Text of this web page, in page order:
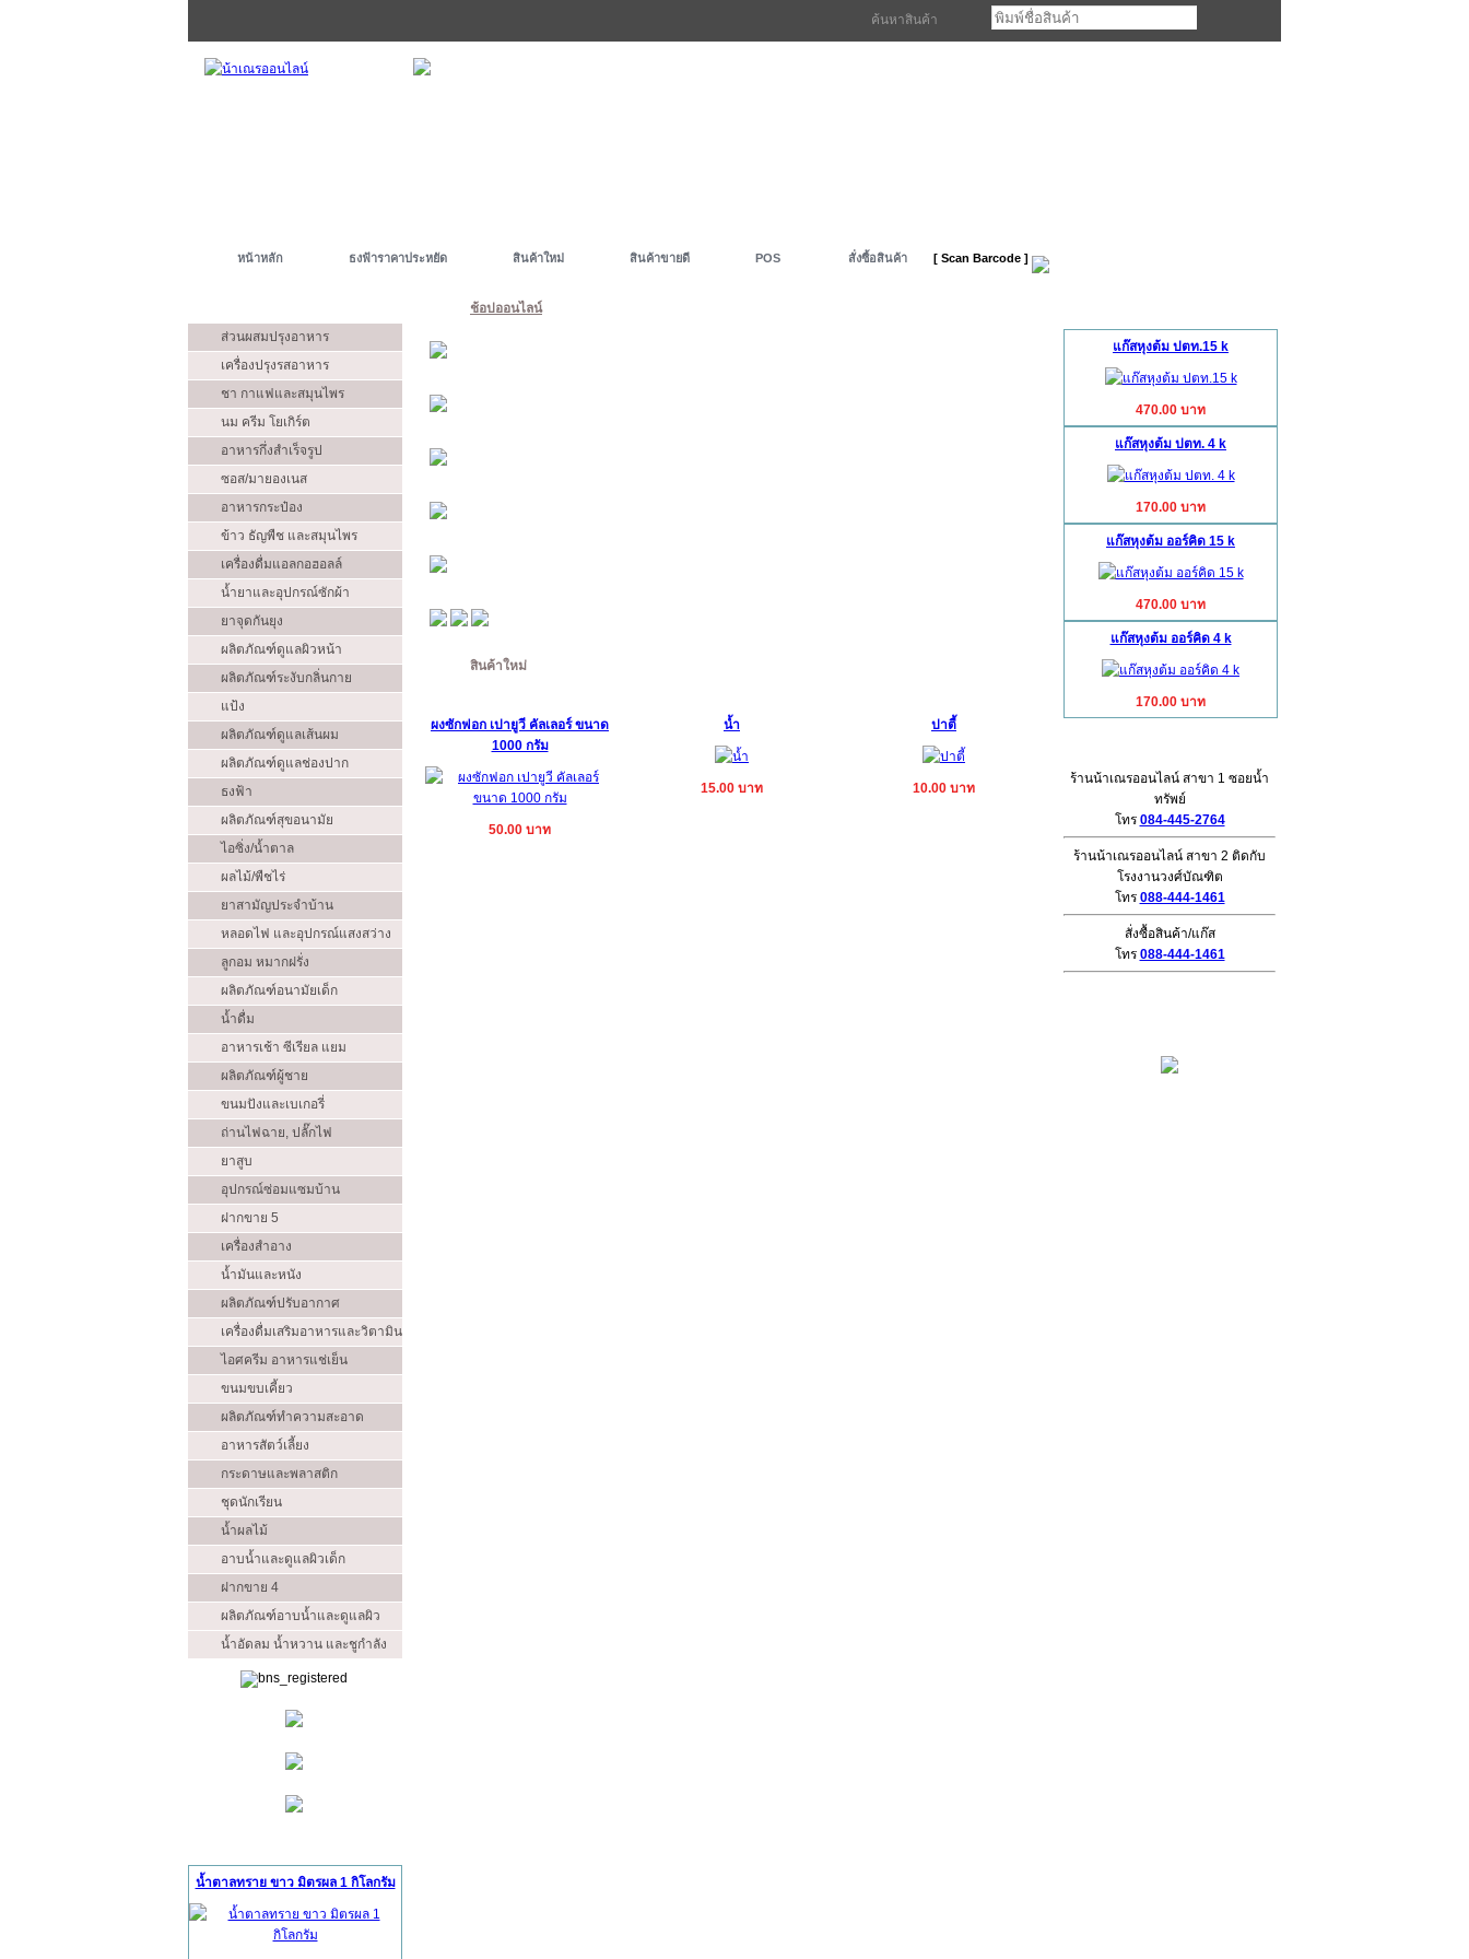
ค้นหาสินค้า
หน้าหลัก ธงฟ้าราคาประหยัด สินค้าใหม่ สินค้าขายดี POS สั่งซื้อสินค้า [ Scan Barcode ]
ส่วนผสมปรุงอาหาร
เครื่องปรุงรสอาหาร
ชา กาแฟและสมุนไพร
นม ครีม โยเกิร์ต
อาหารกึ่งสำเร็จรูป
ซอส/มายองเนส
อาหารกระป๋อง
ข้าว ธัญพืช และสมุนไพร
เครื่องดื่มแอลกอฮอลล์
น้ำยาและอุปกรณ์ซักผ้า
ยาจุดกันยุง
ผลิตภัณฑ์ดูแลผิวหน้า
ผลิตภัณฑ์ระงับกลิ่นกาย
แป้ง
ผลิตภัณฑ์ดูแลเส้นผม
ผลิตภัณฑ์ดูแลช่องปาก
ธงฟ้า
ผลิตภัณฑ์สุขอนามัย
ไอซิ่ง/น้ำตาล
ผลไม้/พืชไร่
ยาสามัญประจำบ้าน
หลอดไฟ และอุปกรณ์แสงสว่าง
ลูกอม หมากฝรั่ง
ผลิตภัณฑ์อนามัยเด็ก
น้ำดื่ม
อาหารเช้า ซีเรียล แยม
ผลิตภัณฑ์ผู้ชาย
ขนมปังและเบเกอรี่
ถ่านไฟฉาย, ปลั๊กไฟ
ยาสูบ
อุปกรณ์ซ่อมแซมบ้าน
ฝากขาย 5
เครื่องสำอาง
น้ำมันและหนัง
ผลิตภัณฑ์ปรับอากาศ
เครื่องดื่มเสริมอาหารและวิตามิน
ไอศครีม อาหารแช่เย็น
ขนมขบเคี้ยว
ผลิตภัณฑ์ทำความสะอาด
อาหารสัตว์เลี้ยง
กระดาษและพลาสติก
ชุดนักเรียน
น้ำผลไม้
อาบน้ำและดูแลผิวเด็ก
ฝากขาย 4
ผลิตภัณฑ์อาบน้ำและดูแลผิว
น้ำอัดลม น้ำหวาน และชูกำลัง
น้ำตาลทราย ขาว มิตรผล 1 กิโลกรัม
ช้อปออนไลน์
สินค้าใหม่
ผงซักฟอก เปายูวี คัลเลอร์ ขนาด
1000 กรัม
50.00 บาท
น้ำ
15.00 บาท
ปาตี้
10.00 บาท
แก๊สหุงต้ม ปตท.15 k
470.00 บาท
แก๊สหุงต้ม ปตท. 4 k
170.00 บาท
แก๊สหุงต้ม ออร์คิด 15 k
470.00 บาท
แก๊สหุงต้ม ออร์คิด 4 k
170.00 บาท
ร้านน้าเณรออนไลน์ สาขา 1 ซอยน้ำ
ทรัพย์
โทร 084-445-2764
ร้านน้าเณรออนไลน์ สาขา 2 ติดกับ
โรงงานวงศ์บัณฑิต
โทร 088-444-1461
สั่งซื้อสินค้า/แก๊ส
โทร 088-444-1461